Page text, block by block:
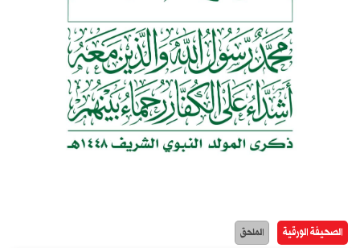
الصحيفة الورقية الملحق